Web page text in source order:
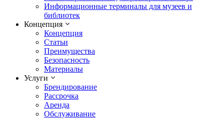
Информационные терминалы для музеев и
библиотек
Концепция
Концепция
Статьи
Преимущества
Безопасность
Материалы
Услуги
Брендирование
Рассрочка
Аренда
Обслуживание